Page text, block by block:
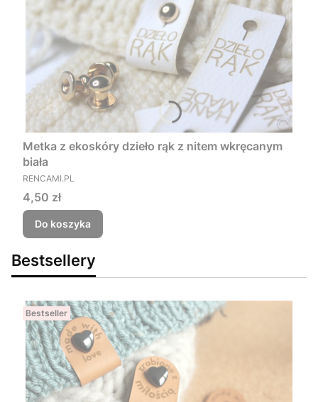
Metka z ekoskóry dzieło rąk z nitem wkręcanym
biała
PRODUCENT
RENCAMI.PL
Cena
4,50 zł
Do koszyka
Bestsellery
Bestseller